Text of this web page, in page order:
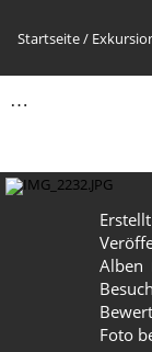
Startseite/
Alben
Foto